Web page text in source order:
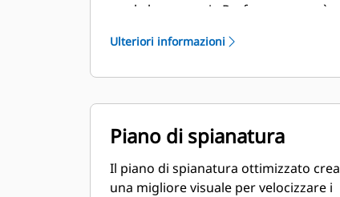
per le benne serie Performance può
specificata.
Ulteriori informazioni
Piano di spianatura
Il piano di spianatura ottimizzato crea
una migliore visuale per velocizzare i